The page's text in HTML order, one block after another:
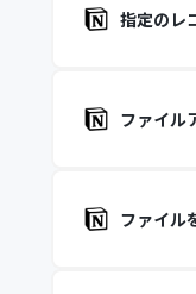
指定のレ
ファイル
ファイル